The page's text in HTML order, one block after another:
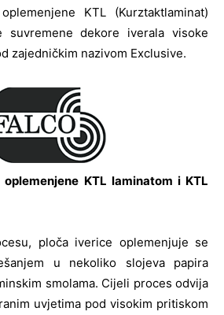
KTL (Kurztaktlaminat)
suvremene dekore iverala visoke
zajedničkim nazivom Exclusive.
KTL laminatom i KTL
ploča iverice oplemenjuje se
u nekoliko slojeva papira
smolama. Cijeli proces odvija
uvjetima pod visokim pritiskom